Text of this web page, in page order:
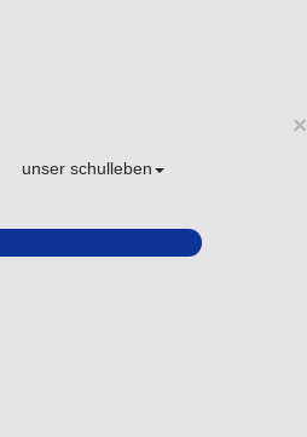
×
unser schulleben